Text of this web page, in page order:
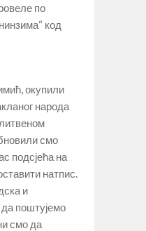
по
код
окупили
народа
смо
подсјећа на
натпис.
и
поштујемо
смо да